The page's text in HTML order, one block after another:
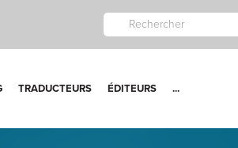
TRADUCTEURS ÉDITEURS ...